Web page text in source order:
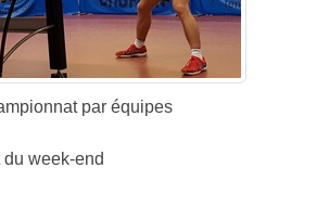
par équipes
week-end